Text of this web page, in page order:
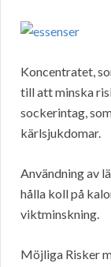
Koncentratet,
till att minska
sockerintag,
kärlsjukdomar.
Användning av
hålla koll på
viktminskning.
Möjliga Risker